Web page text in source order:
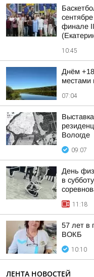
финале
10:45
Днём
местами
07:04
Вологде
09:07
День
в
11:18
57 лет в
ВОКБ
10:10
ЛЕНТА НОВОСТЕЙ